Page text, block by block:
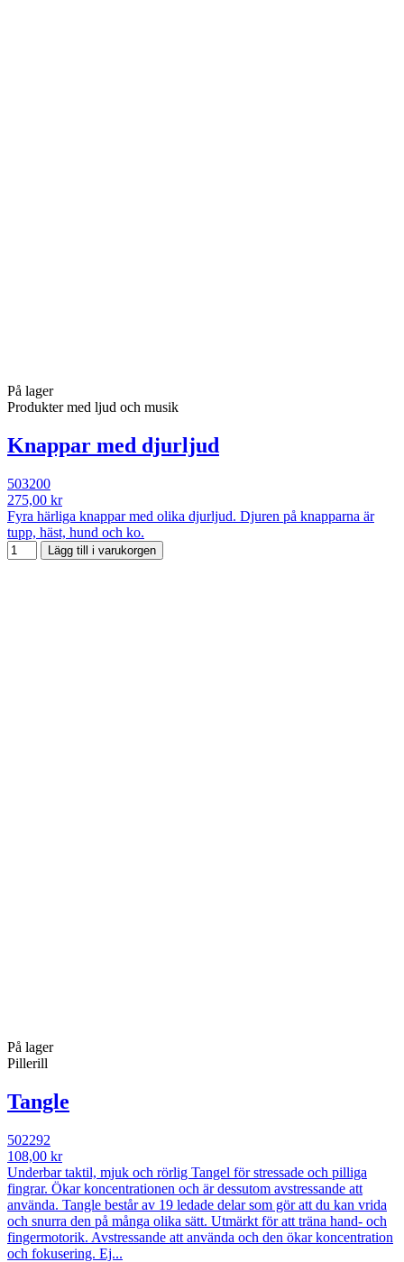
På lager
Produkter med ljud och musik
Knappar med djurljud
503200
275,00 kr
Fyra härliga knappar med olika djurljud. Djuren på knapparna är
tupp, häst, hund och ko.
Lägg till i varukorgen
På lager
Pillerill
Tangle
502292
108,00 kr
Underbar taktil, mjuk och rörlig Tangel för stressade och pilliga
fingrar. Ökar koncentrationen och är dessutom avstressande att
använda. Tangle består av 19 ledade delar som gör att du kan vrida
och snurra den på många olika sätt. Utmärkt för att träna hand- och
fingermotorik. Avstressande att använda och den ökar koncentration
och fokusering. Ej...